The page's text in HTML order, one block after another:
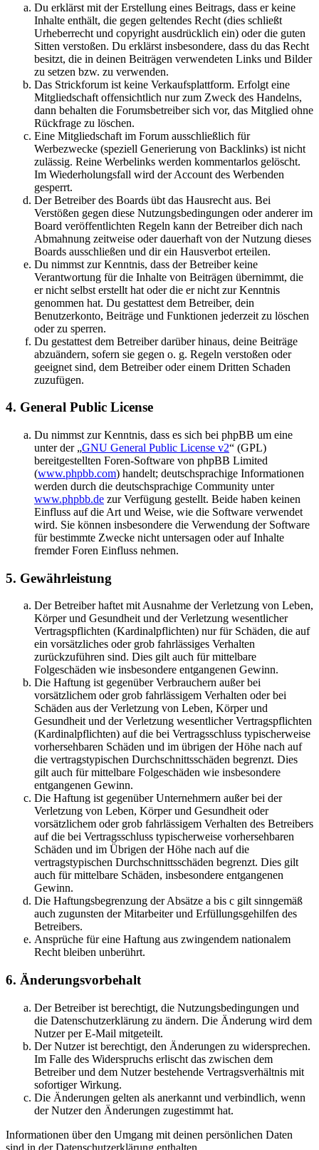
Du erklärst mit der Erstellung eines Beitrags, dass er keine
Inhalte enthält, die gegen geltendes Recht (dies schließt
Urheberrecht und copyright ausdrücklich ein) oder die guten
Sitten verstoßen. Du erklärst insbesondere, dass du das Recht
besitzt, die in deinen Beiträgen verwendeten Links und Bilder
zu setzen bzw. zu verwenden.
Das Strickforum ist keine Verkaufsplattform. Erfolgt eine
Mitgliedschaft offensichtlich nur zum Zweck des Handelns,
dann behalten die Forumsbetreiber sich vor, das Mitglied ohne
Rückfrage zu löschen.
Eine Mitgliedschaft im Forum ausschließlich für
Werbezwecke (speziell Generierung von Backlinks) ist nicht
zulässig. Reine Werbelinks werden kommentarlos gelöscht.
Im Wiederholungsfall wird der Account des Werbenden
gesperrt.
Der Betreiber des Boards übt das Hausrecht aus. Bei
Verstößen gegen diese Nutzungsbedingungen oder anderer im
Board veröffentlichten Regeln kann der Betreiber dich nach
Abmahnung zeitweise oder dauerhaft von der Nutzung dieses
Boards ausschließen und dir ein Hausverbot erteilen.
Du nimmst zur Kenntnis, dass der Betreiber keine
Verantwortung für die Inhalte von Beiträgen übernimmt, die
er nicht selbst erstellt hat oder die er nicht zur Kenntnis
genommen hat. Du gestattest dem Betreiber, dein
Benutzerkonto, Beiträge und Funktionen jederzeit zu löschen
oder zu sperren.
Du gestattest dem Betreiber darüber hinaus, deine Beiträge
abzuändern, sofern sie gegen o. g. Regeln verstoßen oder
geeignet sind, dem Betreiber oder einem Dritten Schaden
zuzufügen.
4. General Public License
Du nimmst zur Kenntnis, dass es sich bei phpBB um eine
unter der „GNU General Public License v2“ (GPL)
bereitgestellten Foren-Software von phpBB Limited
(www.phpbb.com) handelt; deutschsprachige Informationen
werden durch die deutschsprachige Community unter
www.phpbb.de zur Verfügung gestellt. Beide haben keinen
Einfluss auf die Art und Weise, wie die Software verwendet
wird. Sie können insbesondere die Verwendung der Software
für bestimmte Zwecke nicht untersagen oder auf Inhalte
fremder Foren Einfluss nehmen.
5. Gewährleistung
Der Betreiber haftet mit Ausnahme der Verletzung von Leben,
Körper und Gesundheit und der Verletzung wesentlicher
Vertragspflichten (Kardinalpflichten) nur für Schäden, die auf
ein vorsätzliches oder grob fahrlässiges Verhalten
zurückzuführen sind. Dies gilt auch für mittelbare
Folgeschäden wie insbesondere entgangenen Gewinn.
Die Haftung ist gegenüber Verbrauchern außer bei
vorsätzlichem oder grob fahrlässigem Verhalten oder bei
Schäden aus der Verletzung von Leben, Körper und
Gesundheit und der Verletzung wesentlicher Vertragspflichten
(Kardinalpflichten) auf die bei Vertragsschluss typischerweise
vorhersehbaren Schäden und im übrigen der Höhe nach auf
die vertragstypischen Durchschnittsschäden begrenzt. Dies
gilt auch für mittelbare Folgeschäden wie insbesondere
entgangenen Gewinn.
Die Haftung ist gegenüber Unternehmern außer bei der
Verletzung von Leben, Körper und Gesundheit oder
vorsätzlichem oder grob fahrlässigem Verhalten des Betreibers
auf die bei Vertragsschluss typischerweise vorhersehbaren
Schäden und im Übrigen der Höhe nach auf die
vertragstypischen Durchschnittsschäden begrenzt. Dies gilt
auch für mittelbare Schäden, insbesondere entgangenen
Gewinn.
Die Haftungsbegrenzung der Absätze a bis c gilt sinngemäß
auch zugunsten der Mitarbeiter und Erfüllungsgehilfen des
Betreibers.
Ansprüche für eine Haftung aus zwingendem nationalem
Recht bleiben unberührt.
6. Änderungsvorbehalt
Der Betreiber ist berechtigt, die Nutzungsbedingungen und
die Datenschutzerklärung zu ändern. Die Änderung wird dem
Nutzer per E-Mail mitgeteilt.
Der Nutzer ist berechtigt, den Änderungen zu widersprechen.
Im Falle des Widerspruchs erlischt das zwischen dem
Betreiber und dem Nutzer bestehende Vertragsverhältnis mit
sofortiger Wirkung.
Die Änderungen gelten als anerkannt und verbindlich, wenn
der Nutzer den Änderungen zugestimmt hat.
Informationen über den Umgang mit deinen persönlichen Daten
sind in der Datenschutzerklärung enthalten.